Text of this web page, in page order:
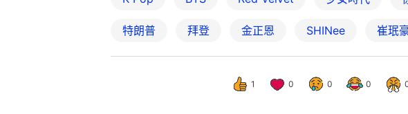
特朗普 拜登 金正恩 SHINee 崔珉
1 0 0 0